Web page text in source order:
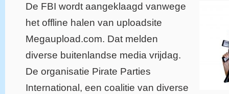
De FBI wordt aangeklaagd vanwege
het offline halen van uploadsite
Megaupload.com. Dat melden
diverse buitenlandse media vrijdag.
De organisatie Pirate Parties
International, een coalitie van diverse